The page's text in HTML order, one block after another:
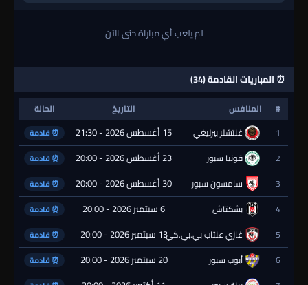
لم يلعب أي مباراة حتى الآن
⏰ المباريات القادمة (34)
# المنافس التاريخ
الحالة
1
غنتشلر بيرليغي 15 أغسطس 2026 - 21:30 ⏰ قادمة
2 قونيا سبور 23 أغسطس 2026 - 20:00 ⏰ قادمة
3 سامسون سبور 30 أغسطس 2026 - 20:00 ⏰ قادمة
4 بشكتاش 6 سبتمبر 2026 - 20:00 ⏰ قادمة
5 غازي عنتاب بي.بي.كي.13 سبتمبر 2026 - 20:00 ⏰ قادمة
6 أيوب سبور 20 سبتمبر 2026 - 20:00 ⏰ قادمة